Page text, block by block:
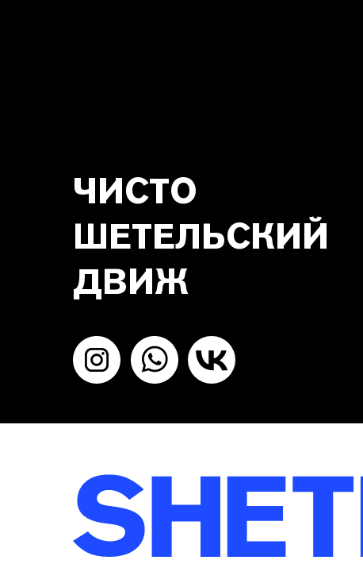
ЧИСТО
ШЕТЕЛЬСКИЙ
ДВИЖ